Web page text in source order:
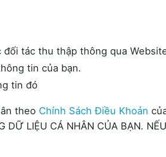
tác thu thập thông qua
tin của bạn.
tin đó
theo Chính Sách Điều Khoản
LIỆU CÁ NHÂN CỦA BẠN.